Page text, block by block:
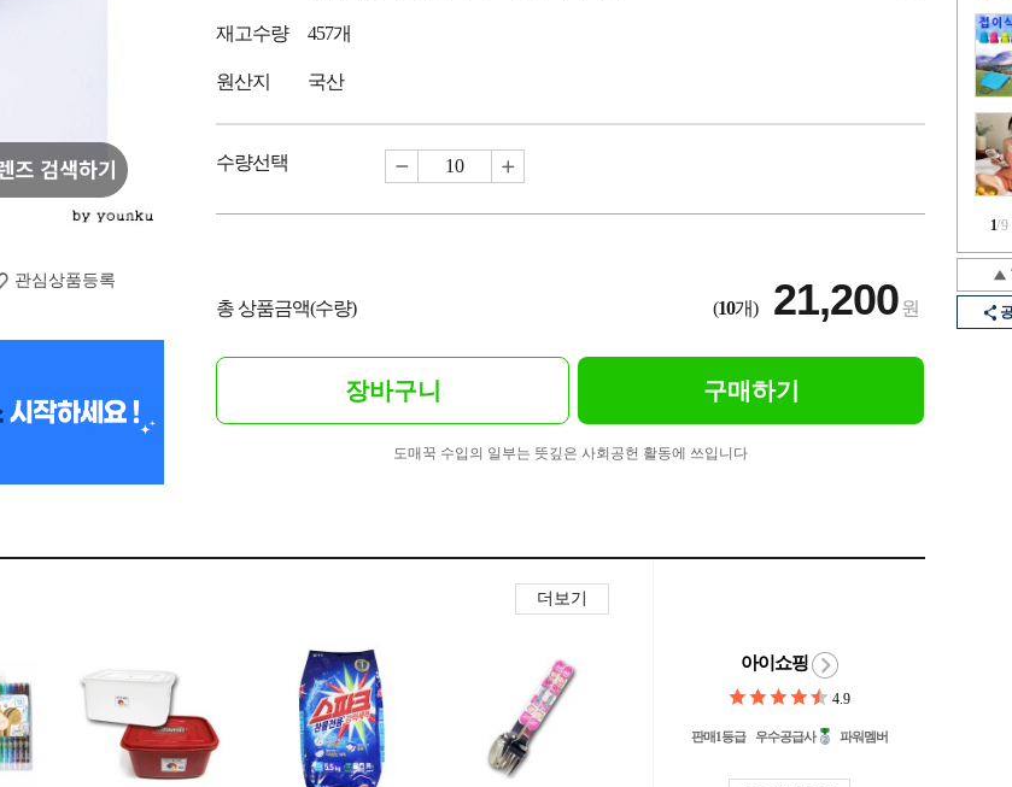
1/9
관심상품등록
재고수량 457개
원산지 국산
수량선택
총 상품금액(수량) (10개) 21,200원
장바구니 구매하기
도매꾹 수입의 일부는 뜻깊은 사회공헌 활동에 쓰입니다
더보기
아이쇼핑
4.9
판매1등급 우수공급사 파워멤버